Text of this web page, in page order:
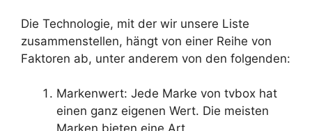
Die Technologie, mit der wir unsere Liste
zusammenstellen, hängt von einer Reihe von
Faktoren ab, unter anderem von den folgenden:
Markenwert: Jede Marke von tvbox hat
einen ganz eigenen Wert. Die meisten